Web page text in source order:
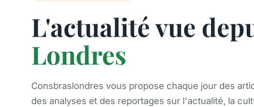
L'actualité vue
Londres
Consbraslondres vous propose chaque jour des
des analyses et des reportages sur l'actualité, la